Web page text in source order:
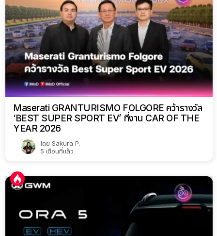
Maserati GRANTURISMO FOLGORE คว้ารางวัล
‘BEST SUPER SPORT EV’ ที่งาน CAR OF THE
YEAR 2026
โดย Sakura P.
5 เดือนที่แล้ว